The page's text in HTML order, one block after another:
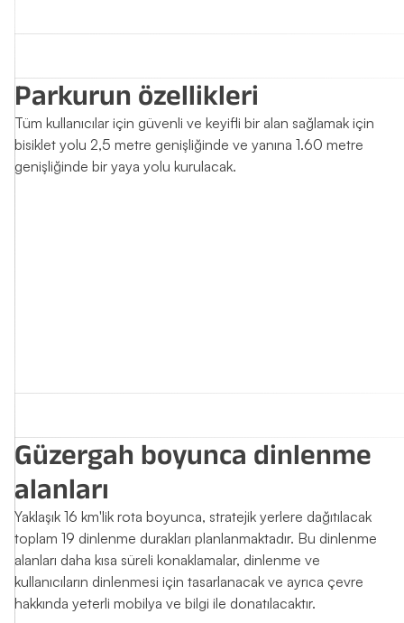
Parkurun özellikleri
Tüm kullanıcılar için güvenli ve keyifli bir alan sağlamak için
bisiklet yolu 2,5 metre genişliğinde ve yanına 1.60 metre
genişliğinde bir yaya yolu kurulacak.
Güzergah boyunca dinlenme
alanları
Yaklaşık 16 km'lik rota boyunca, stratejik yerlere dağıtılacak
toplam 19 dinlenme durakları planlanmaktadır. Bu dinlenme
alanları daha kısa süreli konaklamalar, dinlenme ve
kullanıcıların dinlenmesi için tasarlanacak ve ayrıca çevre
hakkında yeterli mobilya ve bilgi ile donatılacaktır.